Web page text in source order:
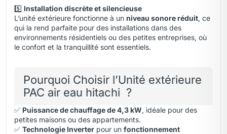
5️⃣ Installation discrète et silencieuse
L’unité extérieure fonctionne à un niveau sonore réduit, ce
qui la rend parfaite pour des installations dans des
environnements résidentiels ou des petites entreprises, où
le confort et la tranquillité sont essentiels.
Pourquoi Choisir l’Unité extérieure
PAC air eau hitachi ?
✅ Puissance de chauffage de 4,3 kW, idéale pour des
petites maisons ou des appartements.
✅ Technologie Inverter pour un fonctionnement